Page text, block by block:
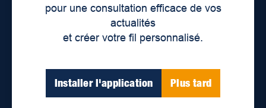
pour une consultation efficace de vos
actualités
et créer votre fil personnalisé.
Installer l'application Plus tard
Lieux de distribution